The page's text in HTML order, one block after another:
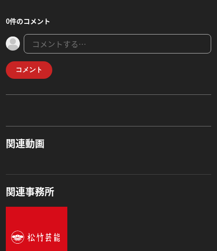
0件のコメント
コメント
関連動画
関連事務所